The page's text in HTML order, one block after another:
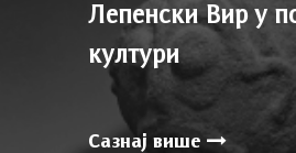
Лепенски Вир у
култури
Сазнај више